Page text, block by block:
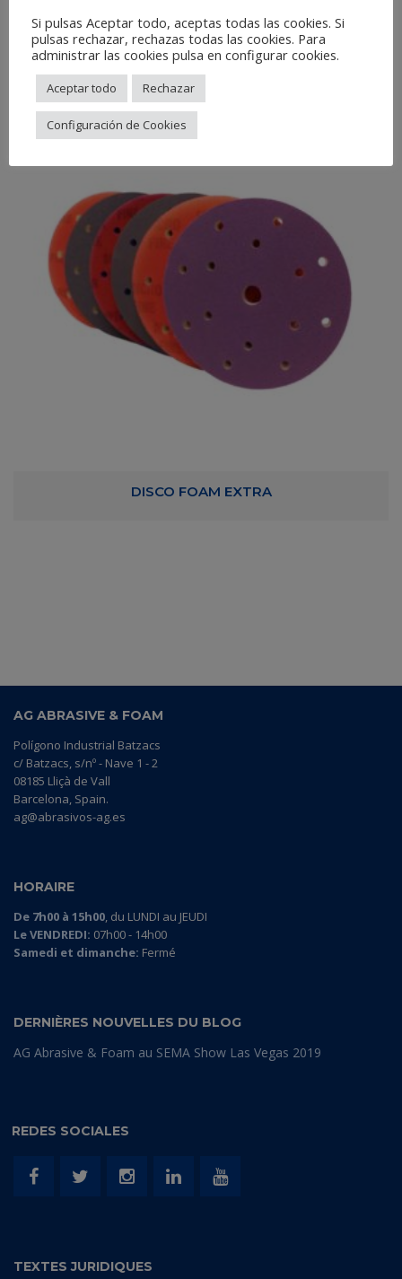
Acrylic adhesive tape double sided with a thickness of 0.8 mm.
Related Products
DISCO FOAM EXTRA
AG ABRASIVE & FOAM
Polígono Industrial Batzacs
c/ Batzacs, s/nº - Nave 1 - 2
08185 Lliçà de Vall
Barcelona, Spain.
ag@abrasivos-ag.es
HORAIRE
De 7h00 à 15h00, du LUNDI au JEUDI
Le VENDREDI: 07h00 - 14h00
Samedi et dimanche: Fermé
DERNIÈRES NOUVELLES DU BLOG
AG Abrasive & Foam au SEMA Show Las Vegas 2019
REDES SOCIALES
TEXTES JURIDIQUES
Si pulsas Aceptar todo, aceptas todas las cookies. Si
pulsas rechazar, rechazas todas las cookies. Para
administrar las cookies pulsa en configurar cookies.
Aceptar todo Rechazar
Configuración de Cookies